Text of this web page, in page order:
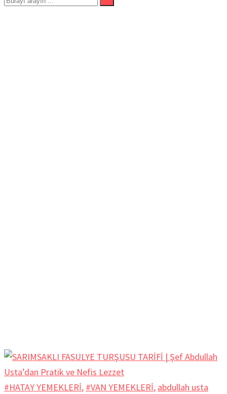
#HATAY YEMEKLERİ, #VAN YEMEKLERİ, abdullah usta